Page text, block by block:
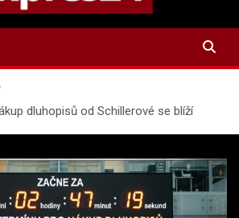
den
dluhopisů od Schillerové se blíží